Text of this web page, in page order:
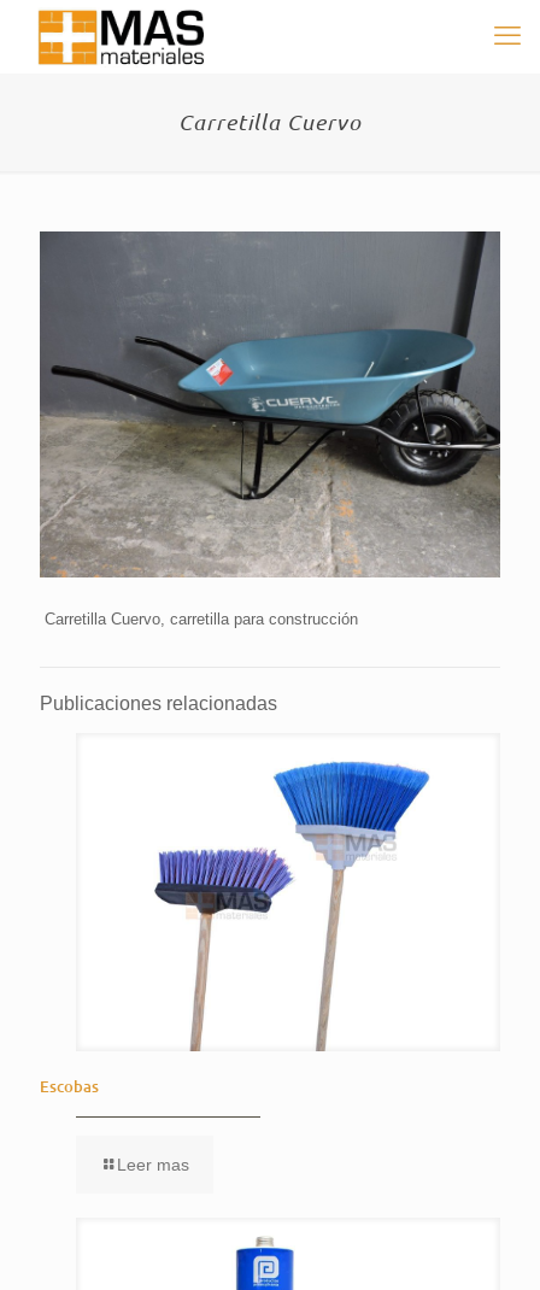
Carretilla Cuervo
Carretilla Cuervo, carretilla para construcción
Publicaciones relacionadas
Escobas
Leer mas